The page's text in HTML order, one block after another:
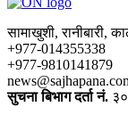
सामाखुशी, रानीबारी,
+977-014355338
+977-9810141879
सुचना बिभाग दर्ता नं.